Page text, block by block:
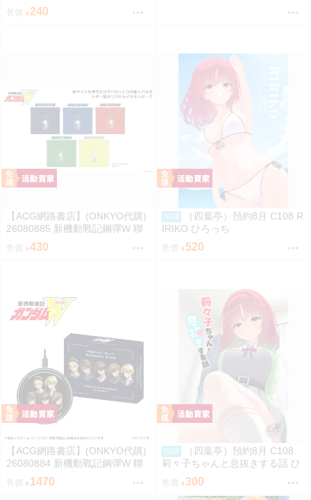
售價 240
【ACG網路書店】(ONKYO代購)
26080885 新機動戰記鋼彈W 聯
名耳機 收納包
430
預購
（四葉亭）預約8月 C108 R
IRIKO ひろっち
520
【ACG網路書店】(ONKYO代購)
26080884 新機動戰記鋼彈W 聯
名耳機 專屬充電器
售價 1470
預購
（四葉亭）預約8月 C108
莉々子ちゃんと息抜きする話 ひ
ろっち
售價 300